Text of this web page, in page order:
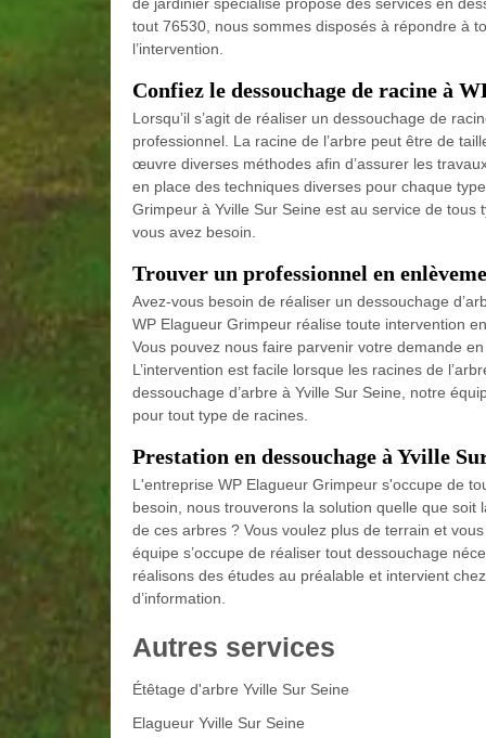
de jardinier spécialisé propose des services en
tout 76530, nous sommes disposés à répondre à
l’intervention.
Confiez le dessouchage de racine à
Lorsqu’il s’agit de réaliser un dessouchage de
professionnel. La racine de l’arbre peut être de
œuvre diverses méthodes afin d’assurer les
en place des techniques diverses pour chaque
Grimpeur à Yville Sur Seine est au service de tous
vous avez besoin.
Trouver un professionnel en
Avez-vous besoin de réaliser un dessouchage
WP Elagueur Grimpeur réalise toute intervention
Vous pouvez nous faire parvenir votre demande
L’intervention est facile lorsque les racines de
dessouchage d’arbre à Yville Sur Seine, notre
pour tout type de racines.
Prestation en dessouchage à Yville
L'entreprise WP Elagueur Grimpeur s'occupe de
besoin, nous trouverons la solution quelle que soit
de ces arbres ? Vous voulez plus de terrain et
équipe s’occupe de réaliser tout dessouchage
réalisons des études au préalable et intervient
d’information.
Autres services
Étêtage d'arbre Yville Sur Seine
Elagueur Yville Sur Seine